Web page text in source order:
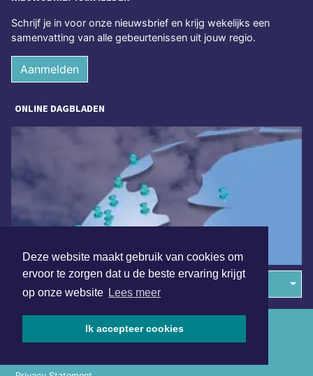
Deze website maakt gebruik van cookies om
ervoor te zorgen dat u de beste ervaring krijgt
op onze website Lees meer
Ik accepteer cookies
Schrijf je in voor onze nieuwsbrief en krijg wekelijks een
samenvatting van alle gebeurtenissen uit jouw regio.
Aanmelden
ONLINE DAGBLADEN
Algemene voorwaarden